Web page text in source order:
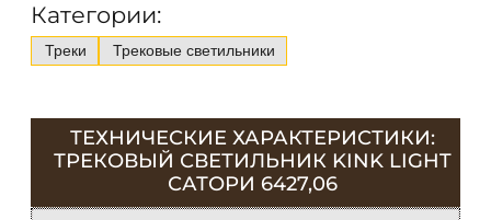
Категории:
Треки Трековые светильники
ТЕХНИЧЕСКИЕ ХАРАКТЕРИСТИКИ:
ТРЕКОВЫЙ СВЕТИЛЬНИК KINK LIGHT
САТОРИ 6427,06